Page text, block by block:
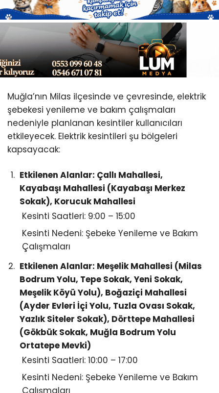
Muğla’nın Milas ilçesinde ve çevresinde, elektrik
şebekesi yenileme ve bakım çalışmaları
nedeniyle planlanan kesintiler kullanıcıları
etkileyecek. Elektrik kesintileri şu bölgeleri
kapsayacak:
Etkilenen Alanlar: Çallı Mahallesi,
Kayabaşı Mahallesi (Kayabaşı Merkez
Sokak), Korucuk Mahallesi
Kesinti Saatleri: 9:00 – 15:00
Kesinti Nedeni: Şebeke Yenileme ve Bakım
Çalışmaları
Etkilenen Alanlar: Meşelik Mahallesi (Milas
Bodrum Yolu, Tepe Sokak, Yeni Sokak,
Meşelik Köyü Yolu), Boğaziçi Mahallesi
(Ayder Evleri İçi Yolu, Tuzla Ovası Sokak,
Yazlık Siteler Sokak), Dörttepe Mahallesi
(Gökbük Sokak, Muğla Bodrum Yolu
Ortatepe Mevki)
Kesinti Saatleri: 10:00 – 17:00
Kesinti Nedeni: Şebeke Yenileme ve Bakım
Çalışmaları